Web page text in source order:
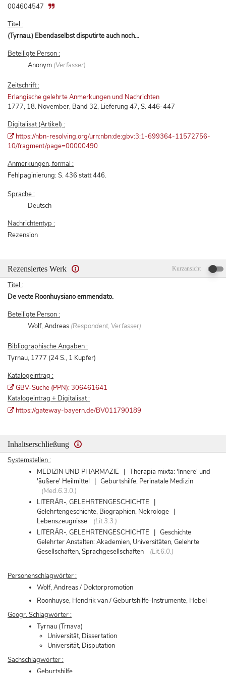
004604547
Titel :
(Tyrnau.) Ebendaselbst disputirte auch noch...
Beteiligte Person :
Anonym (Verfasser)
Zeitschrift :
Erlangische gelehrte Anmerkungen und Nachrichten
1777, 18. November, Band 32, Lieferung 47, S. 446-447
Digitalisat (Artikel) :
https://nbn-resolving.org/urn:nbn:de:gbv:3:1-699364-11572756-
10/fragment/page=00000490
Anmerkungen, formal :
Fehlpaginierung: S. 436 statt 446.
Sprache :
Deutsch
Nachrichtentyp :
Rezension
Rezensiertes Werk Kurzansicht
Titel :
De vecte Roonhuysiano emmendato.
Beteiligte Person :
Wolf, Andreas (Respondent, Verfasser)
Bibliographische Angaben :
Tyrnau, 1777 (24 S., 1 Kupfer)
Katalogeintrag :
GBV-Suche (PPN): 306461641
Katalogeintrag + Digitalisat :
https://gateway-bayern.de/BV011790189
Inhaltserschließung
Systemstellen :
MEDIZIN UND PHARMAZIE | Therapia mixta: 'Innere' und
'äußere' Heilmittel | Geburtshilfe, Perinatale Medizin
(Med.6.3.0.)
LITERÄR-, GELEHRTENGESCHICHTE |
Gelehrtengeschichte, Biographien, Nekrologe |
Lebenszeugnisse
(Lit.3.3.)
LITERÄR-, GELEHRTENGESCHICHTE | Geschichte
Gelehrter Anstalten: Akademien, Universitäten, Gelehrte
Gesellschaften, Sprachgesellschaften
(Lit.6.0.)
Personenschlagwörter :
Wolf, Andreas / Doktorpromotion
Roonhuyse, Hendrik van / Geburtshilfe-Instrumente, Hebel
Geogr. Schlagwörter :
Tyrnau (Trnava)
Universität, Dissertation
Universität, Disputation
Sachschlagwörter :